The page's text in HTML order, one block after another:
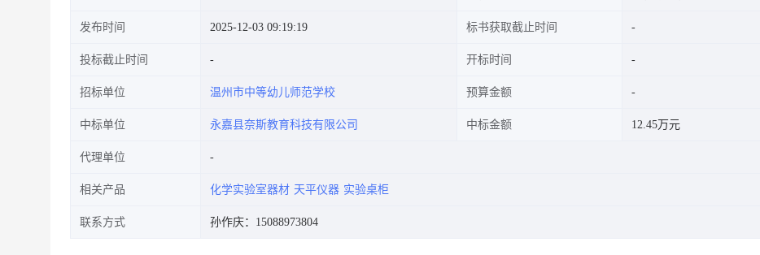
发布时间 2025-12-03 09:19:19 标书获取截止时间
投标截止时间 开标时间
招标单位 温州市中等幼儿师范学校 预算金额
中标单位 永嘉县奈斯教育科技有限公司 中标金额 12.45万元
代理单位
相关产品 化学实验室器材 天平仪器 实验桌柜
联系方式 孙作庆：15088973804